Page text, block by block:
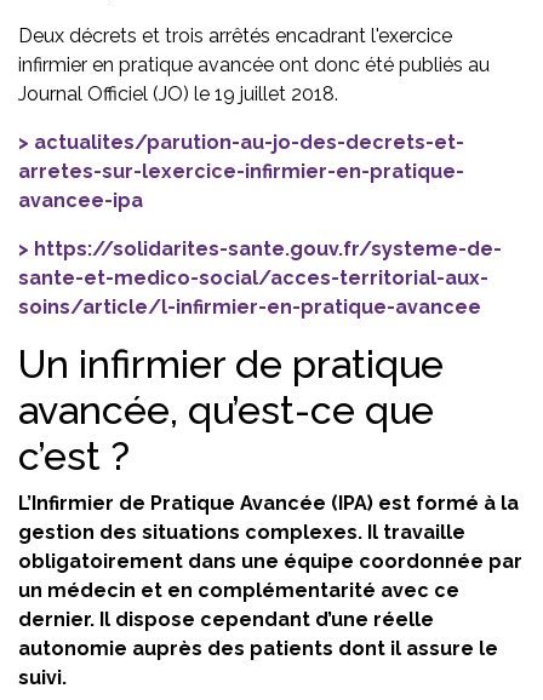
Deux décrets et trois arrêtés encadrant l'exercice
infirmier en pratique avancée ont donc été publiés au
Journal Officiel (JO) le 19 juillet 2018.
actualites/parution-au-jo-des-decrets-et-
arretes-sur-lexercice-infirmier-en-pratique-
avancee-ipa
https://solidarites-sante.gouv.fr/systeme-de-
sante-et-medico-social/acces-territorial-aux-
soins/article/l-infirmier-en-pratique-avancee
Un infirmier de pratique
avancée, qu’est-ce que
c’est ?
L’Infirmier de Pratique Avancée (IPA) est formé à la
gestion des situations complexes. Il travaille
obligatoirement dans une équipe coordonnée par
un médecin et en complémentarité avec ce
dernier. Il dispose cependant d’une réelle
autonomie auprès des patients dont il assure le
suivi.